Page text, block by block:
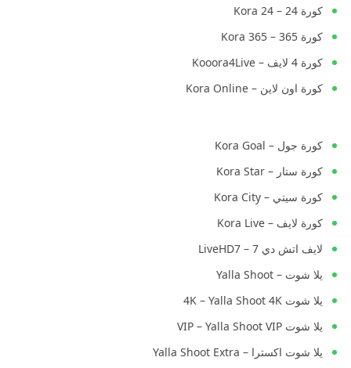
كورة 24 – Kora 24
كورة 365 – Kora 365
كورة 4 لايف – Kooora4Live
كورة اون لاين – Kora Online
كورة جول – Kora Goal
كورة ستار – Kora Star
كورة سيتي – Kora City
كورة لايف – Kora Live
لايف اتش دي 7 – LiveHD7
يلا شوت – Yalla Shoot
يلا شوت 4K – Yalla Shoot 4K
يلا شوت VIP – Yalla Shoot VIP
يلا شوت اكسترا – Yalla Shoot Extra